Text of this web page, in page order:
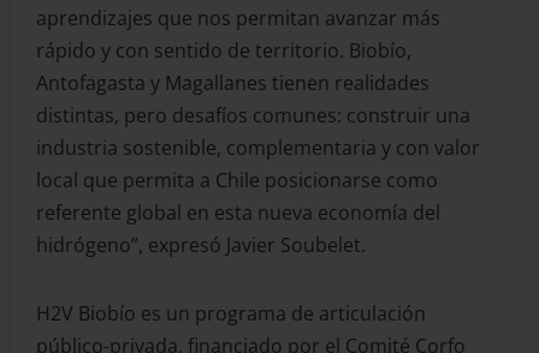
aprendizajes que nos permitan avanzar más
rápido y con sentido de territorio. Biobío,
Antofagasta y Magallanes tienen realidades
distintas, pero desafíos comunes: construir una
industria sostenible, complementaria y con valor
local que permita a Chile posicionarse como
referente global en esta nueva economía del
hidrógeno”, expresó Javier Soubelet.
H2V Biobío es un programa de articulación
público-privada, financiado por el Comité Corfo